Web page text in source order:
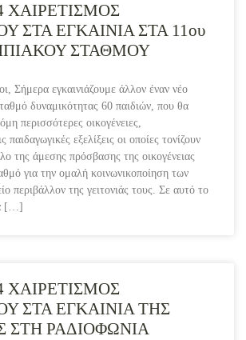
ΧΑΙΡΕΤΙΣΜΟΣ
ΣΤΑ ΕΓΚΑΙΝΙΑ ΣΤΑ 11ου
ΣΤΑΘΜΟΥ
Σήμερα εγκαινιάζουμε άλλον έναν νέο
δυναμικότητας 60 παιδιών, που θα
περισσότερες οικογένειες,
παιδαγωγικές εξελίξεις οι οποίες τονίζουν
της άμεσης πρόσβασης της οικογένειας
για την ομαλή κοινωνικοποίηση των
περιβάλλον της γειτονιάς τους. Σε αυτό το
[…]
ΧΑΙΡΕΤΙΣΜΟΣ
ΣΤΑ ΕΓΚΑΙΝΙΑ ΤΗΣ
ΣΤΗ ΡΑΔΙΟΦΩΝΙΑ